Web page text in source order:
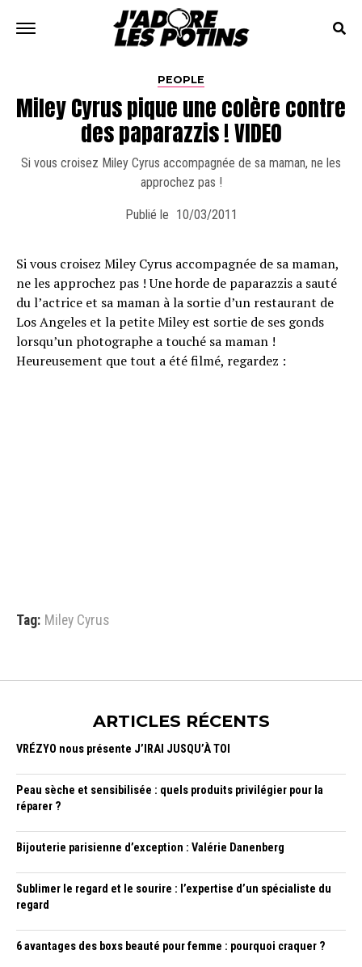
PEOPLE
Miley Cyrus pique une colère contre
des paparazzis ! VIDEO
Si vous croisez Miley Cyrus accompagnée de sa maman, ne les
approchez pas !
Publié le 10/03/2011
Si vous croisez Miley Cyrus accompagnée de sa maman,
ne les approchez pas ! Une horde de paparazzis a sauté
du l’actrice et sa maman à la sortie d’un restaurant de
Los Angeles et la petite Miley est sortie de ses gonds
lorsqu’un photographe a touché sa maman !
Heureusement que tout a été filmé, regardez :
Tag: Miley Cyrus
ARTICLES RÉCENTS
VRÉZYO nous présente J’IRAI JUSQU’À TOI
Peau sèche et sensibilisée : quels produits privilégier pour la
réparer ?
Bijouterie parisienne d’exception : Valérie Danenberg
Sublimer le regard et le sourire : l’expertise d’un spécialiste du
regard
6 avantages des boxs beauté pour femme : pourquoi craquer ?